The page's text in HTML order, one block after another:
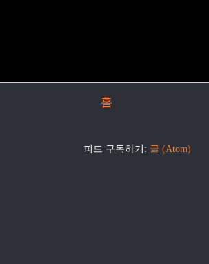
홈
피드 구독하기: 글 (Atom)